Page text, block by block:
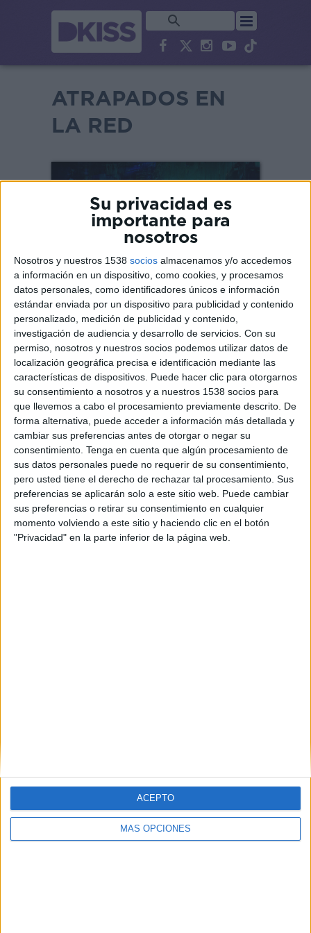
Su privacidad es
importante para
nosotros
Nosotros y nuestros 1538 socios almacenamos y/o accedemos
a información en un dispositivo, como cookies, y procesamos
datos personales, como identificadores únicos e información
estándar enviada por un dispositivo para publicidad y contenido
personalizado, medición de publicidad y contenido,
investigación de audiencia y desarrollo de servicios. Con su
permiso, nosotros y nuestros socios podemos utilizar datos de
localización geográfica precisa e identificación mediante las
características de dispositivos. Puede hacer clic para otorgarnos
su consentimiento a nosotros y a nuestros 1538 socios para
que llevemos a cabo el procesamiento previamente descrito. De
forma alternativa, puede acceder a información más detallada y
cambiar sus preferencias antes de otorgar o negar su
consentimiento. Tenga en cuenta que algún procesamiento de
sus datos personales puede no requerir de su consentimiento,
pero usted tiene el derecho de rechazar tal procesamiento. Sus
preferencias se aplicarán solo a este sitio web. Puede cambiar
sus preferencias o retirar su consentimiento en cualquier
momento volviendo a este sitio y haciendo clic en el botón
"Privacidad" en la parte inferior de la página web.
MÁS OPCIONES
ACEPTO
ATRAPADOS EN
LA RED
SINOPSIS
¿Qué sucede cuando las pistas de
un asesinato no son sólo físicas, sino
digitales?Atrapados en la red
presenta apasionantes historias
reales de investigadores que
ingresan al mundo digital para
resolver un brutal asesinato. En
cada caso, los detectives se
enfrentan a una falta de pistas
físicas. Pero cada vez que alguien se
conecta a Internet, ya sea en salas